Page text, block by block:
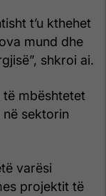
t’u kthehet
mund dhe
shkroi ai.
të mbështetet
në sektorin
varësi
projektit të